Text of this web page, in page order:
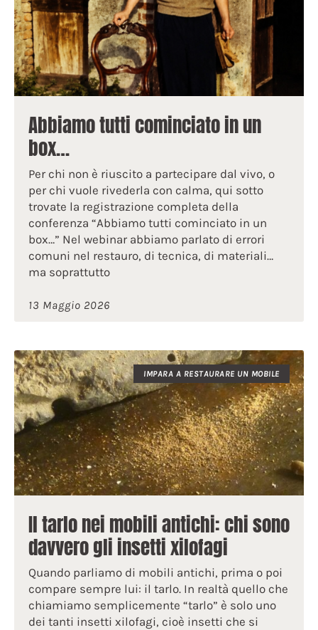
Abbiamo tutti cominciato in un
box…
Per chi non è riuscito a partecipare dal vivo, o
per chi vuole rivederla con calma, qui sotto
trovate la registrazione completa della
conferenza “Abbiamo tutti cominciato in un
box…” Nel webinar abbiamo parlato di errori
comuni nel restauro, di tecnica, di materiali…
ma soprattutto
13 Maggio 2026
IMPARA A RESTAURARE UN MOBILE
Il tarlo nei mobili antichi: chi sono
davvero gli insetti xilofagi
Quando parliamo di mobili antichi, prima o poi
compare sempre lui: il tarlo. In realtà quello che
chiamiamo semplicemente “tarlo” è solo uno
dei tanti insetti xilofagi, cioè insetti che si